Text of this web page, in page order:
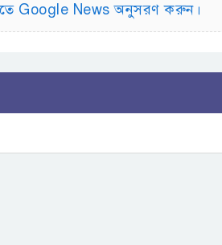
Google News অনুসরণ করুন।